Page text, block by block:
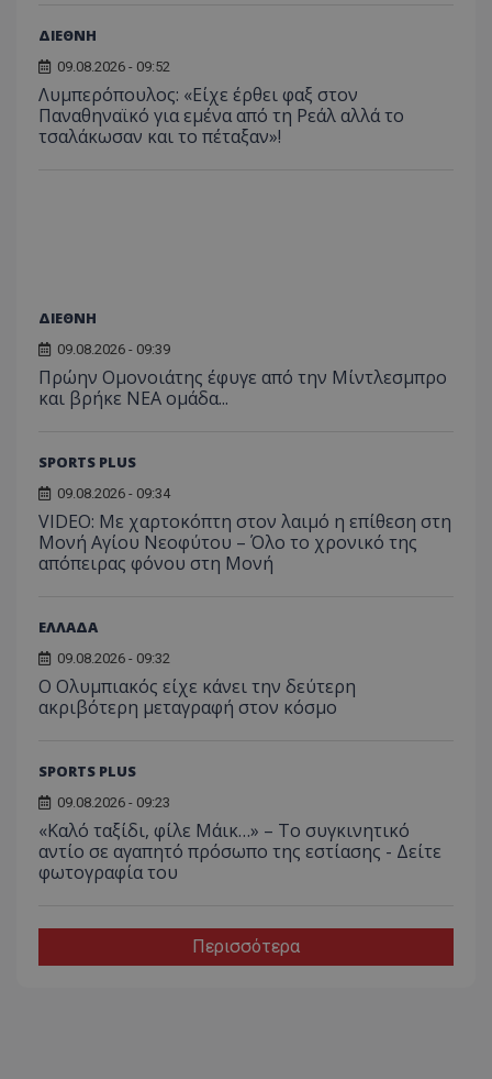
ΔΙΕΘΝΗ
09.08.2026 - 09:52
Λυμπερόπουλος: «Είχε έρθει φαξ στον
Παναθηναϊκό για εμένα από τη Ρεάλ αλλά το
τσαλάκωσαν και το πέταξαν»!
ΔΙΕΘΝΗ
09.08.2026 - 09:39
Πρώην Ομονοιάτης έφυγε από την Μίντλεσμπρο
και βρήκε ΝΕΑ ομάδα...
SPORTS PLUS
09.08.2026 - 09:34
VIDEO: Με χαρτοκόπτη στον λαιμό η επίθεση στη
Μονή Αγίου Νεοφύτου – Όλο το χρονικό της
απόπειρας φόνου στη Μονή
ΕΛΛΑΔΑ
09.08.2026 - 09:32
Ο Ολυμπιακός είχε κάνει την δεύτερη
ακριβότερη μεταγραφή στον κόσμο
SPORTS PLUS
09.08.2026 - 09:23
«Καλό ταξίδι, φίλε Μάικ…» – Το συγκινητικό
αντίο σε αγαπητό πρόσωπο της εστίασης - Δείτε
φωτογραφία του
Περισσότερα